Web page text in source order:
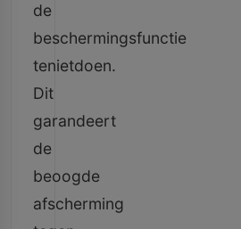
de
beschermingsfunctie
tenietdoen.
Dit
garandeert
de
beoogde
afscherming